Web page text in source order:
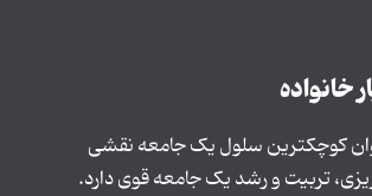
خانواده
کوچکترین سلول یک جامعه نقشی
تربیت و رشد یک جامعه قوی دارد.